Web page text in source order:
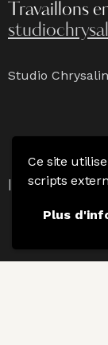
Ce site
scripts
Plus
Travaillons
Studio
Mention
|
Charte du